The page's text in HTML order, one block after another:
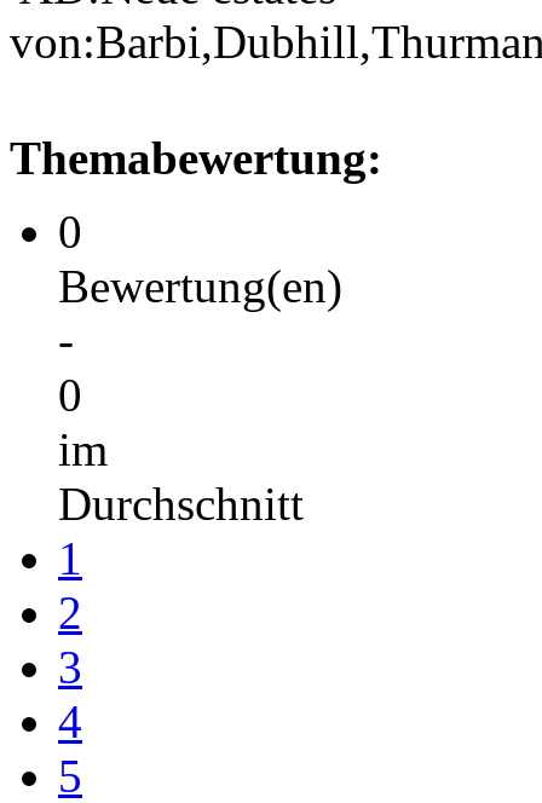
Themabewertung:
0
Bewertung(en)
-
0
im
Durchschnitt
1
2
3
4
5